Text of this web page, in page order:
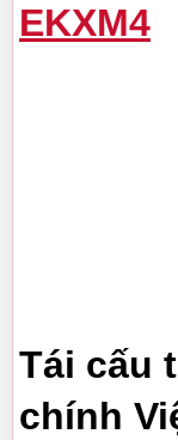
EKXM4
Tái cấu
chính